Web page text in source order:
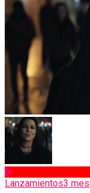
Lanzamientos3